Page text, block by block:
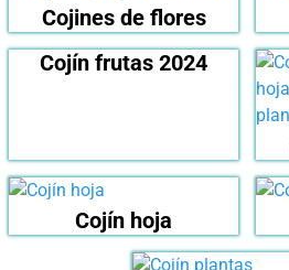
Cojines de flores
Cojín frutas 2024
Cojín hoja